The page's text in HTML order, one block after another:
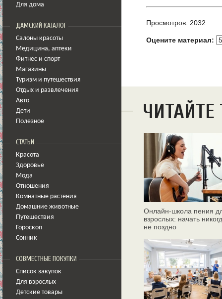
Для дома
ДАМСКИЙ КАТАЛОГ
Салоны красоты
Медицина, аптеки
Фитнес и спорт
Магазины
Туризм и путешествия
Отдых и развлечения
Авто
Дети
Полезное
СТАТЬИ
Красота
Здоровье
Мода
Отношения
Комнатные растения
Домашние животные
Путешествия
Гороскоп
Сонник
СОВМЕСТНЫЕ ПОКУПКИ
Список закупок
Для взрослых
Детские товары
Просмотров: 2032
Оцените материал:
Онлайн‑школа пения
взрослых: начать
не поздно